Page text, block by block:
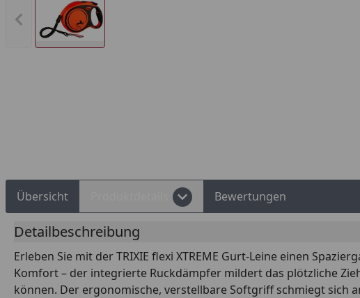
Vorheriges Bild anzeigen
Übersicht Bewertungen
Detailbeschreibung
Erleben Sie mit der TRIXIE flexi XTREME Gurt-Leine einen
Komfort – der integrierte Ruckdämpfer mildert das plötzliche
können. Der ergonomische, verstellbare Softgriff schmiegt sich